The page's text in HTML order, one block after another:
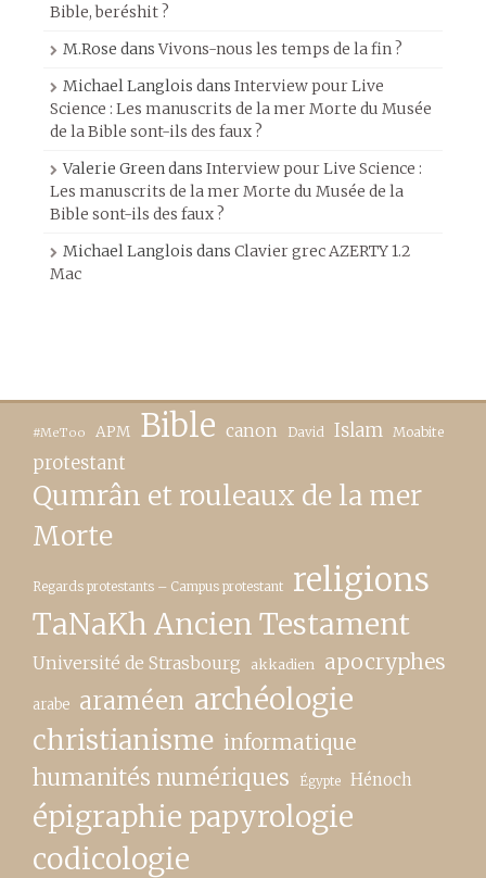
Bible, beréshit ?
M.Rose dansVivons-nous les temps de la fin ?
Michael Langlois dans Interview pour Live
Science : Les manuscrits de la mer Morte du Musée
de la Bible sont-ils des faux ?
Valerie Greendans Interview pour Live Science :
Les manuscrits de la mer Morte du Musée de la
Bible sont-ils des faux ?
Michael Langlois dans Clavier grec AZERTY 1.2
Mac
#MeToo APM Bible canon David Islam Moabite
protestant
Qumrân et rouleaux de la mer
Morte
Regards protestants – Campus protestant religions
TaNaKh Ancien Testament
Université de Strasbourg akkadien apocryphes
arabe araméen archéologie
christianisme informatique
humanités numériques Égypte Hénoch
épigraphie papyrologie
codicologie